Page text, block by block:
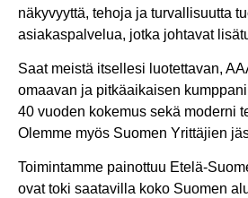
näkyvyyttä, tehoja ja turvallisuutta
asiakaspalvelua, jotka johtavat
Saat meistä itsellesi luotettavan,
omaavan ja pitkäaikaisen
40 vuoden kokemus sekä moderni
Olemme myös Suomen Yrittäjien
Toimintamme painottuu Etelä-
ovat toki saatavilla koko Suomen